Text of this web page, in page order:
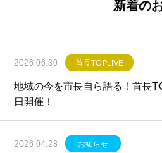
新着の
2026.06.30 首長TOPLIVE
地域の今を市長自ら語る！首長
日開催！
2026.04.28 お知らせ